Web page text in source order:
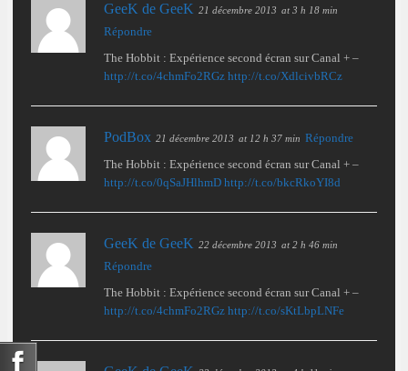
GeeK de GeeK 21 décembre 2013 at 3 h 18 min
Répondre
The Hobbit : Expérience second écran sur Canal + –
http://t.co/4chmFo2RGz http://t.co/XdlcivbRCz
PodBox 21 décembre 2013 at 12 h 37 min Répondre
The Hobbit : Expérience second écran sur Canal + –
http://t.co/0qSaJHlhmD http://t.co/bkcRkoYI8d
GeeK de GeeK 22 décembre 2013 at 2 h 46 min
Répondre
The Hobbit : Expérience second écran sur Canal + –
http://t.co/4chmFo2RGz http://t.co/sKtLbpLNFe